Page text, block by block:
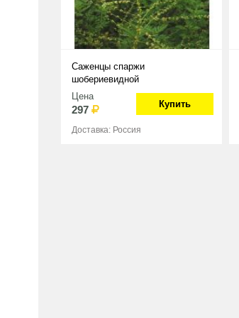
Саженцы спаржи
шобериевидной
Цена
297 Купить
Доставка: Россия